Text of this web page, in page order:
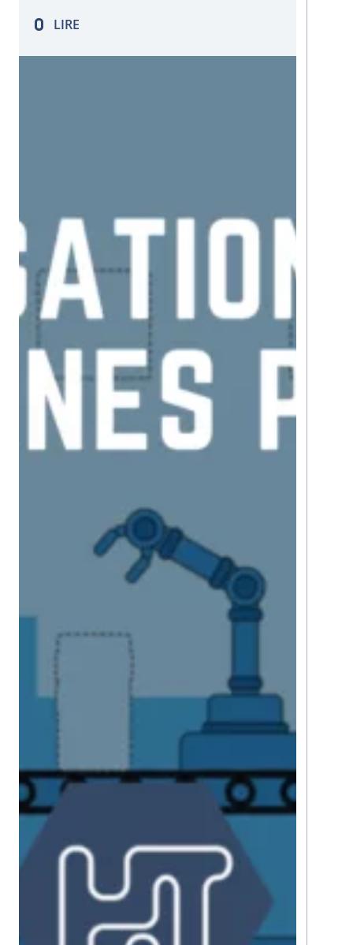
L’intelligence artificielle et le ML ne sont
pas nouveaux … mais cela vient d’être
d’un coup démocratisé par ChatGPT…
LIRE